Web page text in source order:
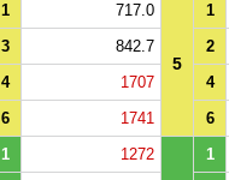
1 717.0
5
1
3 842.7
2
4 1707
4
6 1741 6
1 1272
1